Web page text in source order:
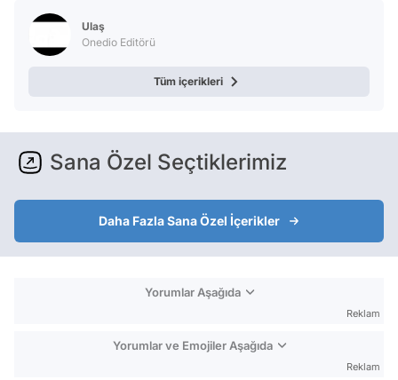
Ulaş
Onedio Editörü
Tüm içerikleri
Sana Özel Seçtiklerimiz
Daha Fazla Sana Özel İçerikler
Yorumlar Aşağıda
Reklam
Yorumlar ve Emojiler Aşağıda
Reklam